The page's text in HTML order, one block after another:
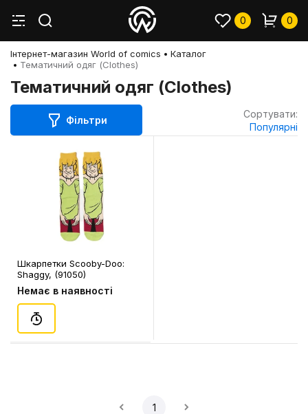
0 0
Інтернет-магазин World of comics
Каталог
Тематичний одяг (Clothes)
Тематичний одяг (Clothes)
Фільтри
Сортувати:
Популярні
Шкарпетки Scooby-Doo:
Shaggy, (91050)
Немає в наявності
1